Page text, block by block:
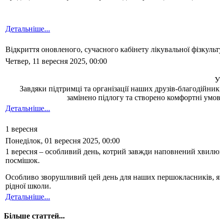
Детальніше...
Відкриття оновленого, сучасного кабінету лікувальної
Четвер, 11 вересня 2025, 00:00
У
Завдяки підтримці та організації наших друзів-
замінено підлогу та створено комфортні
Детальніше...
1 вересня
Понеділок, 01 вересня 2025, 00:00
1 вересня – особливий день, котрий завжди наповнений
посмішок.
Особливо зворушливий цей день для наших першокласників,
рідної школи.
Детальніше...
Більше статтей...